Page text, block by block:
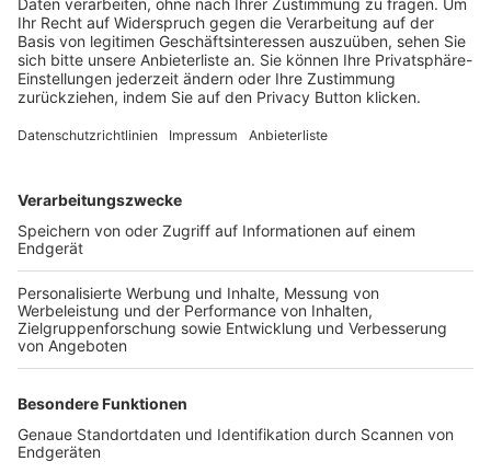
Trainerbörse
Login SpielPlus
FOLGE DEM BFV
TOP-VEREINE
TOP-PARTNER